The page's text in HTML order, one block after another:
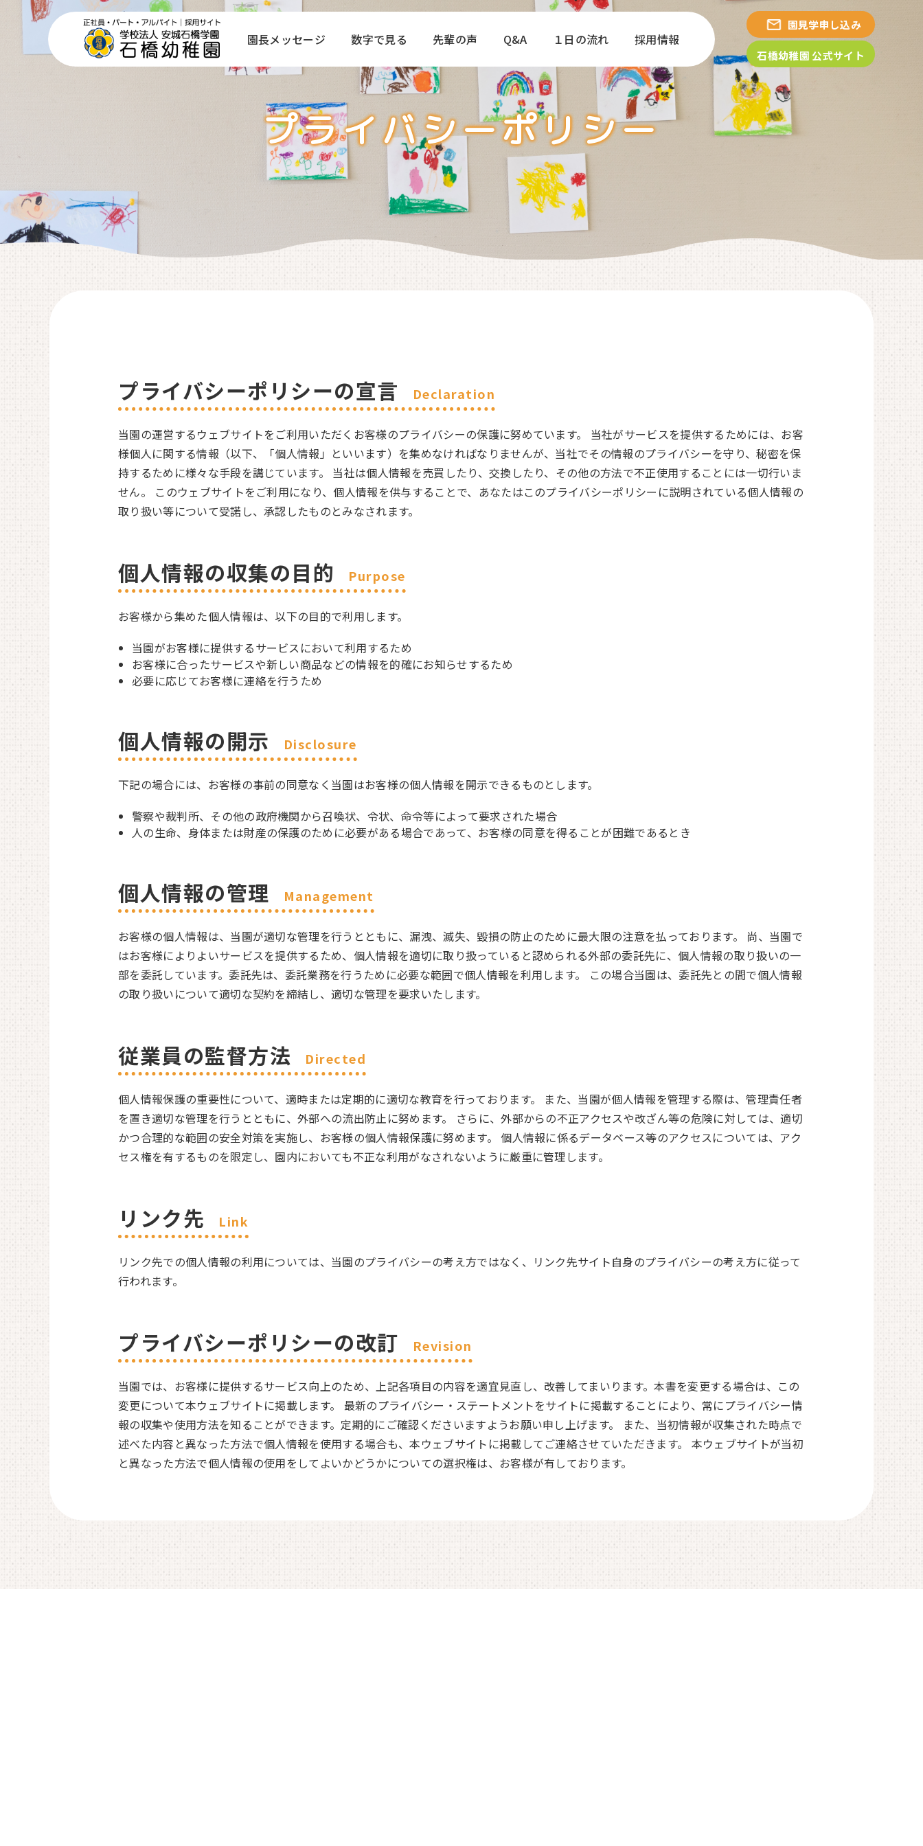
園長メッセージ 数字で見る 先輩の声 Q&A １日の流れ 採用情報
園見学申し込み
石橋幼稚園 公式サイト
プライバシーポリシー
プライバシーポリシーの宣言 Declaration
当園の運営するウェブサイトをご利用いただくお客様のプライバシーの保護に努めています。 当社がサービスを提供するためには、お客
様個人に関する情報（以下、「個人情報」といいます）を集めなければなりませんが、当社でその情報のプライバシーを守り、秘密を保
持するために様々な手段を講じています。 当社は個人情報を売買したり、交換したり、その他の方法で不正使用することには一切行いま
せん。 このウェブサイトをご利用になり、個人情報を供与することで、あなたはこのプライバシーポリシーに説明されている個人情報の
取り扱い等について受諾し、承認したものとみなされます。
個人情報の収集の目的 Purpose
お客様から集めた個人情報は、以下の目的で利用します。
当園がお客様に提供するサービスにおいて利用するため
お客様に合ったサービスや新しい商品などの情報を的確にお知らせするため
必要に応じてお客様に連絡を行うため
個人情報の開示 Disclosure
下記の場合には、お客様の事前の同意なく当園はお客様の個人情報を開示できるものとします。
警察や裁判所、その他の政府機関から召喚状、令状、命令等によって要求された場合
人の生命、身体または財産の保護のために必要がある場合であって、お客様の同意を得ることが困難であるとき
個人情報の管理 Management
お客様の個人情報は、当園が適切な管理を行うとともに、漏洩、滅失、毀損の防止のために最大限の注意を払っております。 尚、当園で
はお客様によりよいサービスを提供するため、個人情報を適切に取り扱っていると認められる外部の委託先に、個人情報の取り扱いの一
部を委託しています。委託先は、委託業務を行うために必要な範囲で個人情報を利用します。 この場合当園は、委託先との間で個人情報
の取り扱いについて適切な契約を締結し、適切な管理を要求いたします。
従業員の監督方法 Directed
個人情報保護の重要性について、適時または定期的に適切な教育を行っております。 また、当園が個人情報を管理する際は、管理責任者
を置き適切な管理を行うとともに、外部への流出防止に努めます。 さらに、外部からの不正アクセスや改ざん等の危険に対しては、適切
かつ合理的な範囲の安全対策を実施し、お客様の個人情報保護に努めます。 個人情報に係るデータベース等のアクセスについては、アク
セス権を有するものを限定し、園内においても不正な利用がなされないように厳重に管理します。
リンク先 Link
リンク先での個人情報の利用については、当園のプライバシーの考え方ではなく、リンク先サイト自身のプライバシーの考え方に従って
行われます。
プライバシーポリシーの改訂 Revision
当園では、お客様に提供するサービス向上のため、上記各項目の内容を適宜見直し、改善してまいります。本書を変更する場合は、この
変更について本ウェブサイトに掲載します。 最新のプライバシー・ステートメントをサイトに掲載することにより、常にプライバシー情
報の収集や使用方法を知ることができます。定期的にご確認くださいますようお願い申し上げます。 また、当初情報が収集された時点で
述べた内容と異なった方法で個人情報を使用する場合も、本ウェブサイトに掲載してご連絡させていただきます。 本ウェブサイトが当初
と異なった方法で個人情報の使用をしてよいかどうかについての選択権は、お客様が有しております。